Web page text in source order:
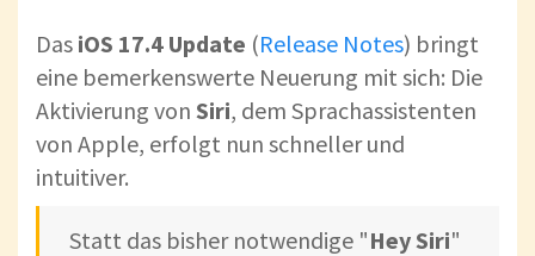
Das iOS 17.4 Update (Release Notes) bringt
eine bemerkenswerte Neuerung mit sich: Die
Aktivierung von Siri, dem Sprachassistenten
von Apple, erfolgt nun schneller und
intuitiver.
Statt das bisher notwendige "Hey Siri"